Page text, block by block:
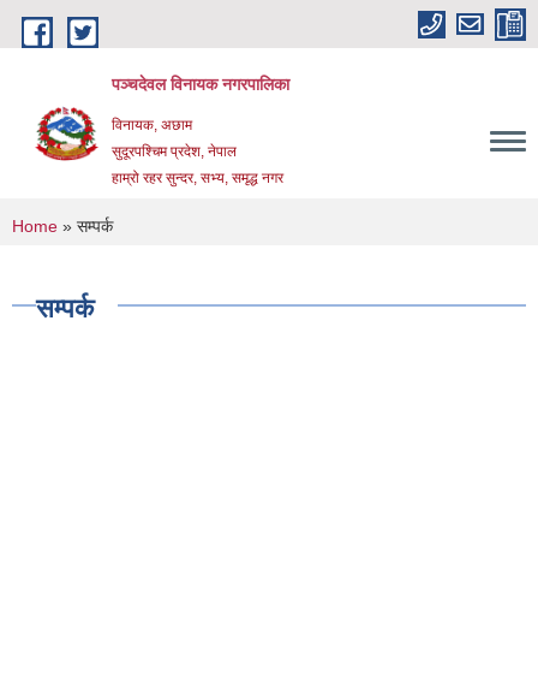
Skip to main content
पञ्चदेवल विनायक नगरपालिका
विनायक, अछाम
सुदूरपश्चिम प्रदेश, नेपाल
हाम्रो रहर सुन्दर, सभ्य, समृद्ध नगर
You are here
Home » सम्पर्क
सम्पर्क